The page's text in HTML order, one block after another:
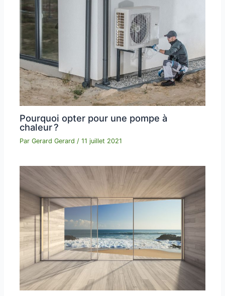
Pourquoi opter pour une pompe à
chaleur ?
ParGerard Gerard /11 juillet 2021